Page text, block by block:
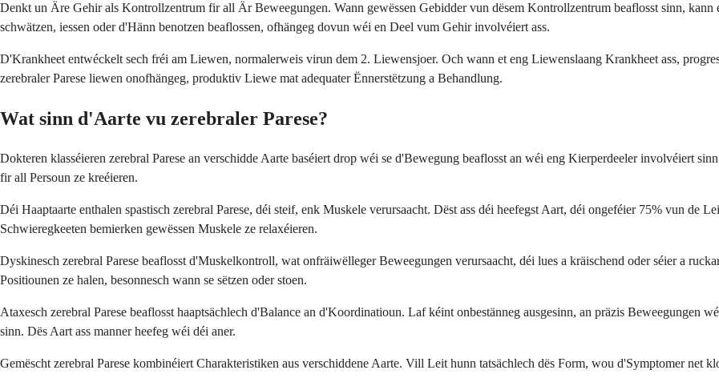
Denkt un Äre Gehir als Kontrollzentrum fir all Är Beweegungen. Wann gewëssen Gebidder vun dësem Kontrollzentrum beaflosst sinn,
schwätzen, iessen oder d'Hänn benotzen beaflossen, ofhängeg dovun wéi en Deel vum Gehir involvéiert ass.
D'Krankheet entwéckelt sech fréi am Liewen, normalerweis virun dem 2. Liewensjoer. Och wann et eng Liewenslaang Krankheet ass,
zerebraler Parese liewen onofhängeg, produktiv Liewe mat adequater Ënnerstëtzung a Behandlung.
Wat sinn d'Aarte vu zerebraler Parese?
Dokteren klasséieren zerebral Parese an verschidde Aarte baséiert drop wéi se d'Bewegung beaflosst an wéi eng Kierperdeeler involvéiert
fir all Persoun ze kreéieren.
Déi Haaptaarte enthalen spastisch zerebral Parese, déi steif, enk Muskele verursaacht. Dëst ass déi heefegst Aart, déi ongeféier 75% vun de
Schwieregkeeten bemierken gewëssen Muskele ze relaxéieren.
Dyskinesch zerebral Parese beaflosst d'Muskelkontroll, wat onfräiwëlleger Beweegungen verursaacht, déi lues a kräischend oder séier a
Positiounen ze halen, besonnesch wann se sëtzen oder stoen.
Ataxesch zerebral Parese beaflosst haaptsächlech d'Balance an d'Koordinatioun. Laf kéint onbestänneg ausgesinn, an präzis Beweegungen
sinn. Dës Aart ass manner heefeg wéi déi aner.
Gemëscht zerebral Parese kombinéiert Charakteristiken aus verschiddene Aarte. Vill Leit hunn tatsächlech dës Form, wou d'Symptomer net